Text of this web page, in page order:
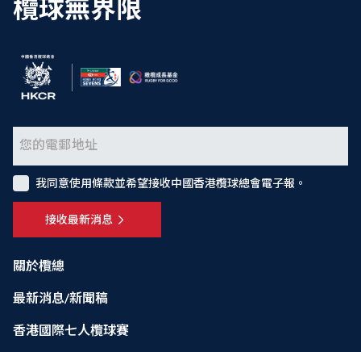
欖球無界限
關於欖總
最新消息/新聞稿
香港國際七人欖球賽
接收最新消息
我同意使用條款並希望接收中國香港欖球總會電子報。